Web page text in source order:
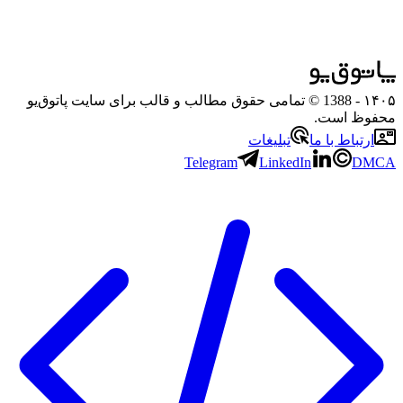
۱۴۰۵
- 1388 © تمامی حقوق مطالب و قالب برای سایت پاتوق‌یو
محفوظ است.
ارتباط با ما
تبلیغات
Telegram
LinkedIn DMCA